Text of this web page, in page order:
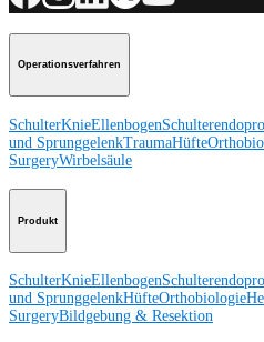
Operationsverfahren
SchulterKnieEllenbogen
und SprunggelenkTraumaHüfte
SurgeryWirbelsäule
Produkt
SchulterKnieEllenbogen
und SprunggelenkHüfteOrthobiologie
SurgeryBildgebung & Resektion